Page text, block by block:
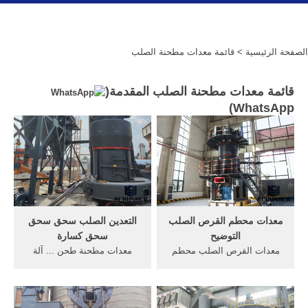
الصفحة الرئيسية > قائمة معدات مطحنة الصلب
قائمة معدات مطحنة الصلب المقدمة(
WhatsApp
)
التعدين الصلب سحق سحق
سحق كسارة
معدات مطحنة طحن ... آلة
يونيو 2016 طحن فحم الكوك
معدات محطم القرص الصلب
التوضيح
معدات القرص الصلب محطم
معدات تعدين الفضة مطحنة